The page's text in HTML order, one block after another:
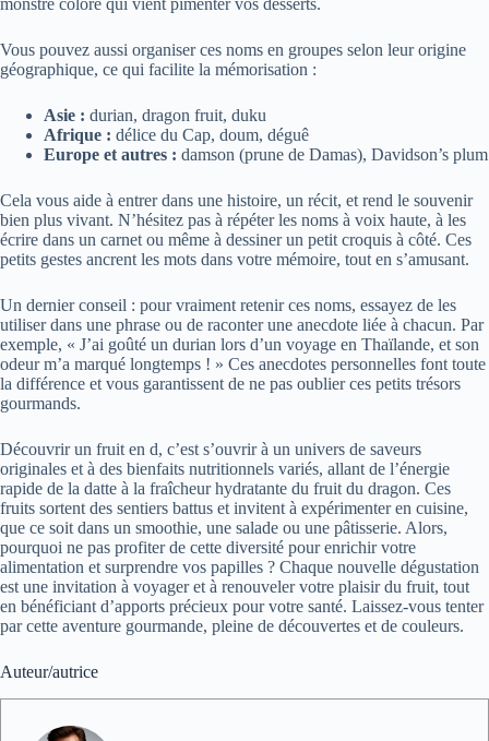
Vous pouvez aussi organiser ces noms en groupes selon leur origine
géographique, ce qui facilite la mémorisation :
Asie : durian, dragon fruit, duku
Afrique : délice du Cap, doum, déguê
Europe et autres : damson (prune de Damas), Davidson’s plum
Cela vous aide à entrer dans une histoire, un récit, et rend le souvenir
bien plus vivant. N’hésitez pas à répéter les noms à voix haute, à les
écrire dans un carnet ou même à dessiner un petit croquis à côté. Ces
petits gestes ancrent les mots dans votre mémoire, tout en s’amusant.
Un dernier conseil : pour vraiment retenir ces noms, essayez de les
utiliser dans une phrase ou de raconter une anecdote liée à chacun. Par
exemple, « J’ai goûté un durian lors d’un voyage en Thaïlande, et son
odeur m’a marqué longtemps ! » Ces anecdotes personnelles font toute
la différence et vous garantissent de ne pas oublier ces petits trésors
gourmands.
Découvrir un fruit en d, c’est s’ouvrir à un univers de saveurs
originales et à des bienfaits nutritionnels variés, allant de l’énergie
rapide de la datte à la fraîcheur hydratante du fruit du dragon. Ces
fruits sortent des sentiers battus et invitent à expérimenter en cuisine,
que ce soit dans un smoothie, une salade ou une pâtisserie. Alors,
pourquoi ne pas profiter de cette diversité pour enrichir votre
alimentation et surprendre vos papilles ? Chaque nouvelle dégustation
est une invitation à voyager et à renouveler votre plaisir du fruit, tout
en bénéficiant d’apports précieux pour votre santé. Laissez-vous tenter
par cette aventure gourmande, pleine de découvertes et de couleurs.
Auteur/autrice